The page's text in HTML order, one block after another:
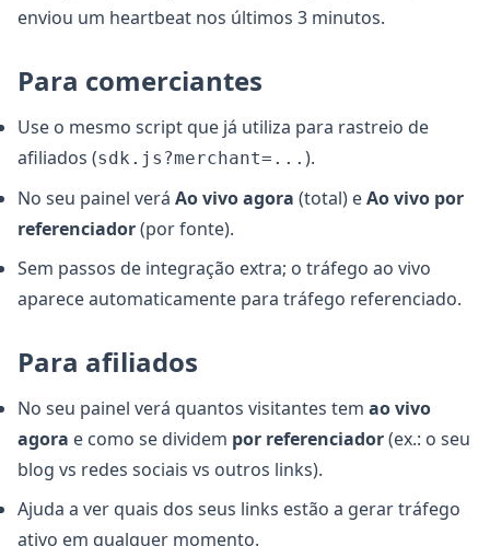
enviou um heartbeat nos últimos 3 minutos.
Para comerciantes
Use o mesmo script que já utiliza para rastreio de
afiliados (sdk.js?merchant=... ).
No seu painel verá Ao vivo agora (total) eAo vivo por
referenciador(por fonte).
Sem passos de integração extra; o tráfego ao vivo
aparece automaticamente para tráfego referenciado.
Para afiliados
No seu painel verá quantos visitantes tem ao vivo
agora e como se dividem por referenciador(ex.: o seu
blog vs redes sociais vs outros links).
Ajuda a ver quais dos seus links estão a gerar tráfego
ativo em qualquer momento.